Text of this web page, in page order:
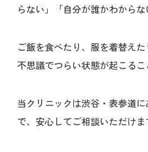
らない」「自分が誰かわから
ご飯を食べたり、服を着替え
不思議でつらい状態が起こるこ
当クリニックは渋谷・表参道
で、安心してご相談いただけま